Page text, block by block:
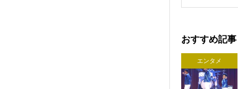
おすすめ記事
エンタメ